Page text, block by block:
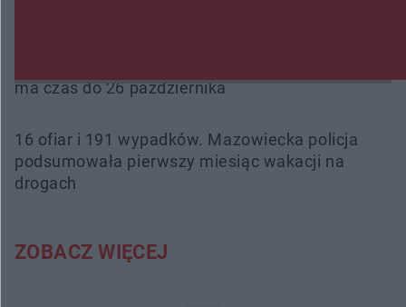
ma czas do 26 października
16 ofiar i 191 wypadków. Mazowiecka policja
podsumowała pierwszy miesiąc wakacji na
drogach
ZOBACZ WIĘCEJ